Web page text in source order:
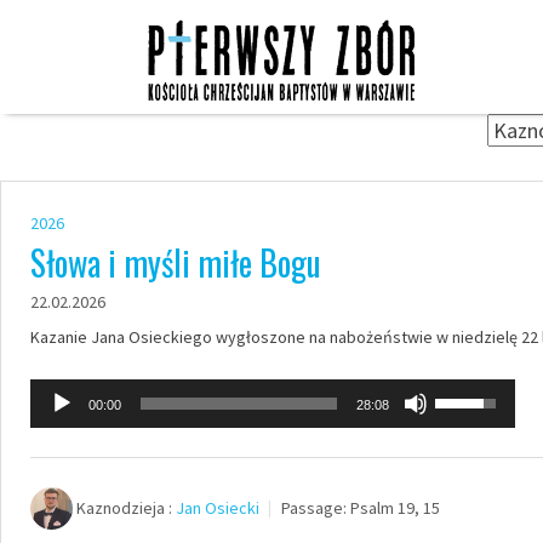
2026
Słowa i myśli miłe Bogu
22.02.2026
Kazanie Jana Osieckiego wygłoszone na nabożeństwie w niedzielę 22
Odtwarzacz
plików
dźwiękowych
00:00 28:08
Używaj
strzałek
do
Kaznodzieja : Jan Osiecki Passage: Psalm 19, 15